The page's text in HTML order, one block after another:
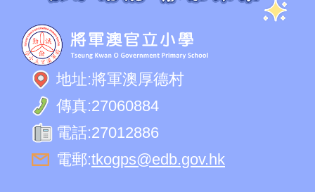
地址:將軍澳厚德村
傳真:27060884
電話:27012886
電郵:tkogps@edb.gov.hk